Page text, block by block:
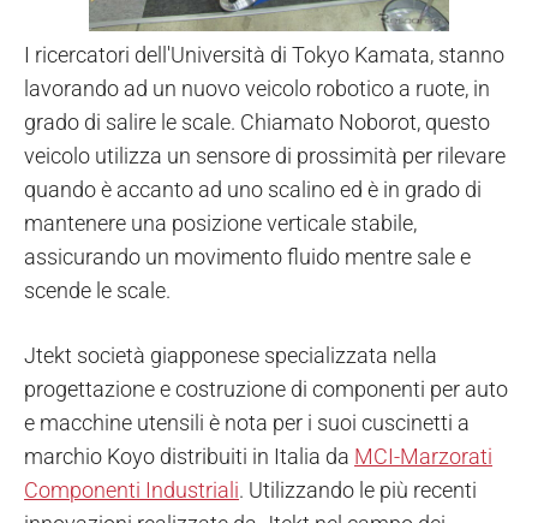
I ricercatori dell'Università di Tokyo Kamata, stanno
lavorando ad un nuovo veicolo robotico a ruote, in
grado di salire le scale. Chiamato Noborot, questo
veicolo utilizza un sensore di prossimità per rilevare
quando è accanto ad uno scalino ed è in grado di
mantenere una posizione verticale stabile,
assicurando un movimento fluido mentre sale e
scende le scale.
Jtekt società giapponese specializzata nella
progettazione e costruzione di componenti per auto
e macchine utensili è nota per i suoi cuscinetti a
marchio Koyo distribuiti in Italia da MCI-Marzorati
Componenti Industriali. Utilizzando le più recenti